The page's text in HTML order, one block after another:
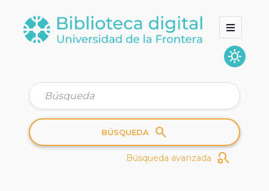
sunny
Colecciones
Quienes somos
BÚSQUEDA search
Búsqueda avanzada search_gear